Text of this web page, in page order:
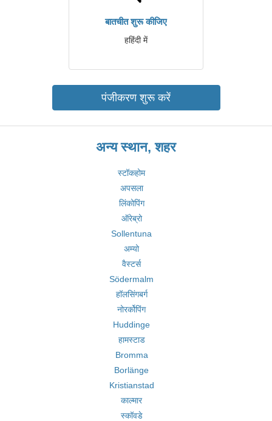
बातचीत शुरू कीजिए
हहिंदी में
पंजीकरण शुरू करें
अन्य स्थान, शहर
स्टॉकहोम
अपसला
लिंकोपिंग
ऑरेब्रो
Sollentuna
अम्यो
वैस्टर्स
Södermalm
हॉलसिंगबर्ग
नोरर्कोपिंग
Huddinge
हामस्टाड
Bromma
Borlänge
Kristianstad
काल्मार
स्कॉवडे